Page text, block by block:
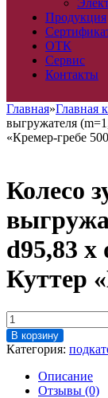
Продукция
ОТК
Сервис
Контакты
Главная»Главная
выгружателя
«Кремер-гребе
Колесо
d95,83 x
Куттер
Количество
товара
Колесо
зубчатое
выгружателя
(m=1,25;
В корзину
Категория:
Описание
Отзывы (0)